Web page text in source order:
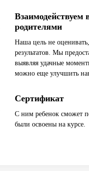
Взаимодействуем
родителями
Наша цель не
результатов. Мы
выявляя удачные
можно еще улучшить
Сертификат
С ним ребенок сможет
были освоены на курсе.